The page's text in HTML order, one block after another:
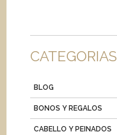
CATEGORIAS
BLOG
BONOS Y REGALOS
CABELLO Y PEINADOS